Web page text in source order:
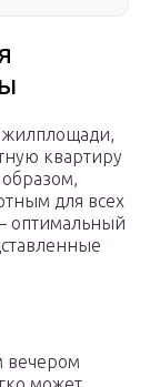
жилплощади,
квартиру
для всех
оптимальный
вечером